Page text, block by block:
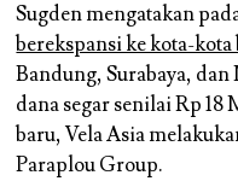
Sugden mengatakan
berekspansi ke kota-
Bandung, Surabaya,
dana segar senilai Rp
baru, Vela Asia
Paraplou Group.